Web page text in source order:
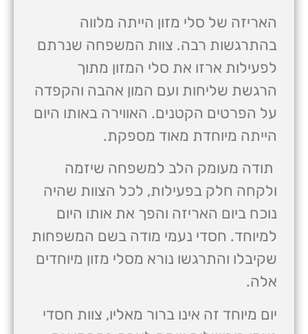
האריזה של סלי מזון הייתה מלווה
בהתרגשות רבה. צוות המשפחה שנרתם
לפעילות ארזו את סלי המזון מתוך
הרגשת שליחות ועם המון אהבה והקפדה
על הפרטים הקטנים. האווירה באותו היום
הייתה מיוחדת מאוד מספקת.
תודה מעומק הלב למשפחה שיזמה
ולקחה חלק בפעילות, לכל הצוות שהיה
נוכח ביום האריזה והפך את אותו היום
למיוחד. חסדי נעמי מודה בשם המשפחות
שקיבלו והתרגשו נורא מסלי מזון מיוחדים
אלה.
יום מיוחד זה אינו ברור מאליו, צוות חסדי